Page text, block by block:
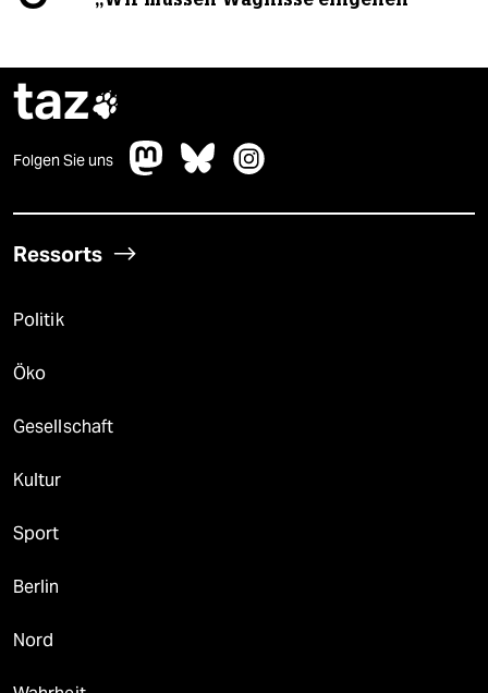
taz
Folgen Sie uns
Ressorts
Politik
Öko
Gesellschaft
Kultur
Sport
Berlin
Nord